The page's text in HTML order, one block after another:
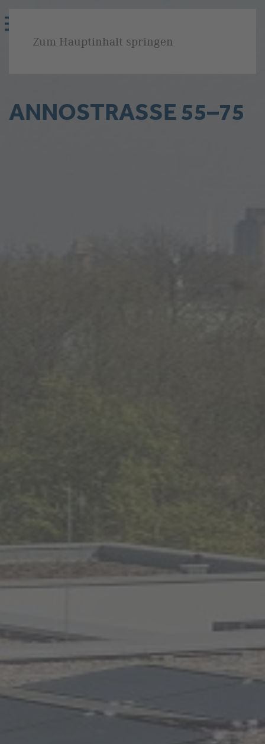
Zum Hauptinhalt springen
Home Wohnen
Bauprojekte
ANNOSTRASSE 55–75